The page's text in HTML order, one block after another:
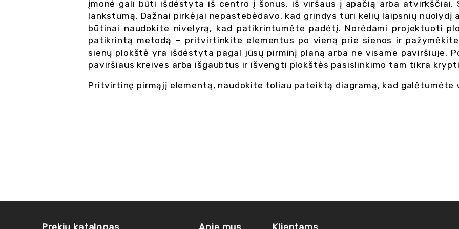
įmonė gali būti išdėstyta iš centro į šonus, iš viršaus į apačią arba atvirkščiai.
lankstumą. Dažnai pirkėjai nepastebėdavo, kad grindys turi kelių laipsnių
būtinai naudokite nivelyrą, kad patikrintumėte padėtį. Norėdami projektuoti
patikrintą metodą – pritvirtinkite elementus po vieną prie sienos ir
sienų plokštė yra išdėstyta pagal jūsų pirminį planą arba ne visame paviršiuje.
paviršiaus kreives arba išgaubtus ir išvengti plokštės pasislinkimo tam tikra
Pritvirtinę pirmąjį elementą, naudokite toliau pateiktą diagramą, kad galėtumėte